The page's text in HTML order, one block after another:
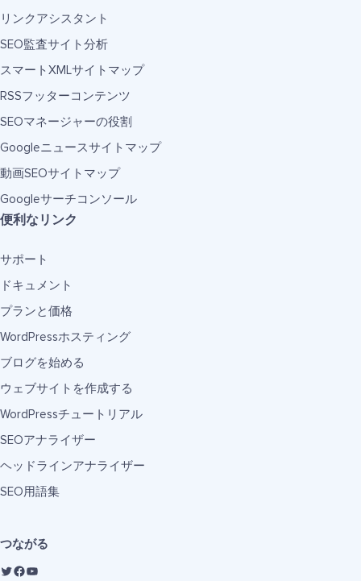
リンクアシスタント
SEO監査サイト分析
スマートXMLサイトマップ
RSSフッターコンテンツ
SEOマネージャーの役割
Googleニュースサイトマップ
動画SEOサイトマップ
Googleサーチコンソール
便利なリンク
サポート
ドキュメント
プランと価格
WordPressホスティング
ブログを始める
ウェブサイトを作成する
WordPressチュートリアル
SEOアナライザー
ヘッドラインアナライザー
SEO用語集
つながる